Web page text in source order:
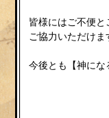
皆様にはご不便と
ご協力いただけま
今後とも【神に